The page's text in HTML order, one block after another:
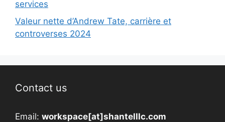
services
Valeur nette d’Andrew Tate, carrière et
controverses 2024
Contact us
Email: workspace[at]shantelllc.com